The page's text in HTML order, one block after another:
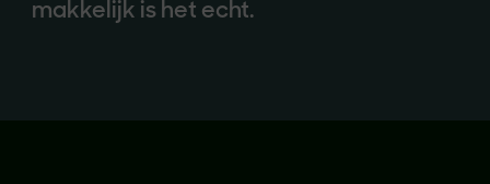
makkelijk is het echt.